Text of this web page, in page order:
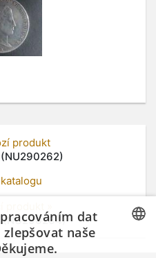
produkt
(NU290262)
(NU290264)
dat
naše